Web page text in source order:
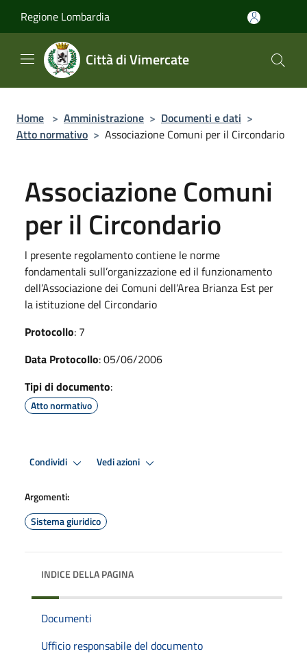
Regione Lombardia
Città di Vimercate
Home > Amministrazione > Documenti e dati >
Atto normativo > Associazione Comuni per il Circondario
Associazione Comuni
per il Circondario
l presente regolamento contiene le norme
fondamentali sull’organizzazione ed il funzionamento
dell’Associazione dei Comuni dell’Area Brianza Est per
la istituzione del Circondario
Protocollo: 7
Data Protocollo: 05/06/2006
Tipi di documento:
Atto normativo
Condividi Vedi azioni
Argomenti:
Sistema giuridico
INDICE DELLA PAGINA
Documenti
Ufficio responsabile del documento